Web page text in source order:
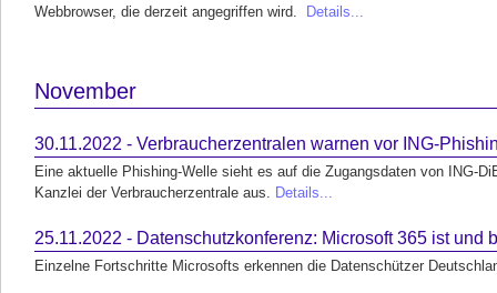
Webbrowser, die derzeit angegriffen wird.
Details...
November
30.11.2022 - Verbraucherzentralen warnen vor ING-
Eine aktuelle Phishing-Welle sieht es auf die Zugangsdaten von ING-
Kanzlei der Verbraucherzentrale aus. Details...
25.11.2022 - Datenschutzkonferenz: Microsoft 365 ist und
Einzelne Fortschritte Microsofts erkennen die Datenschützer